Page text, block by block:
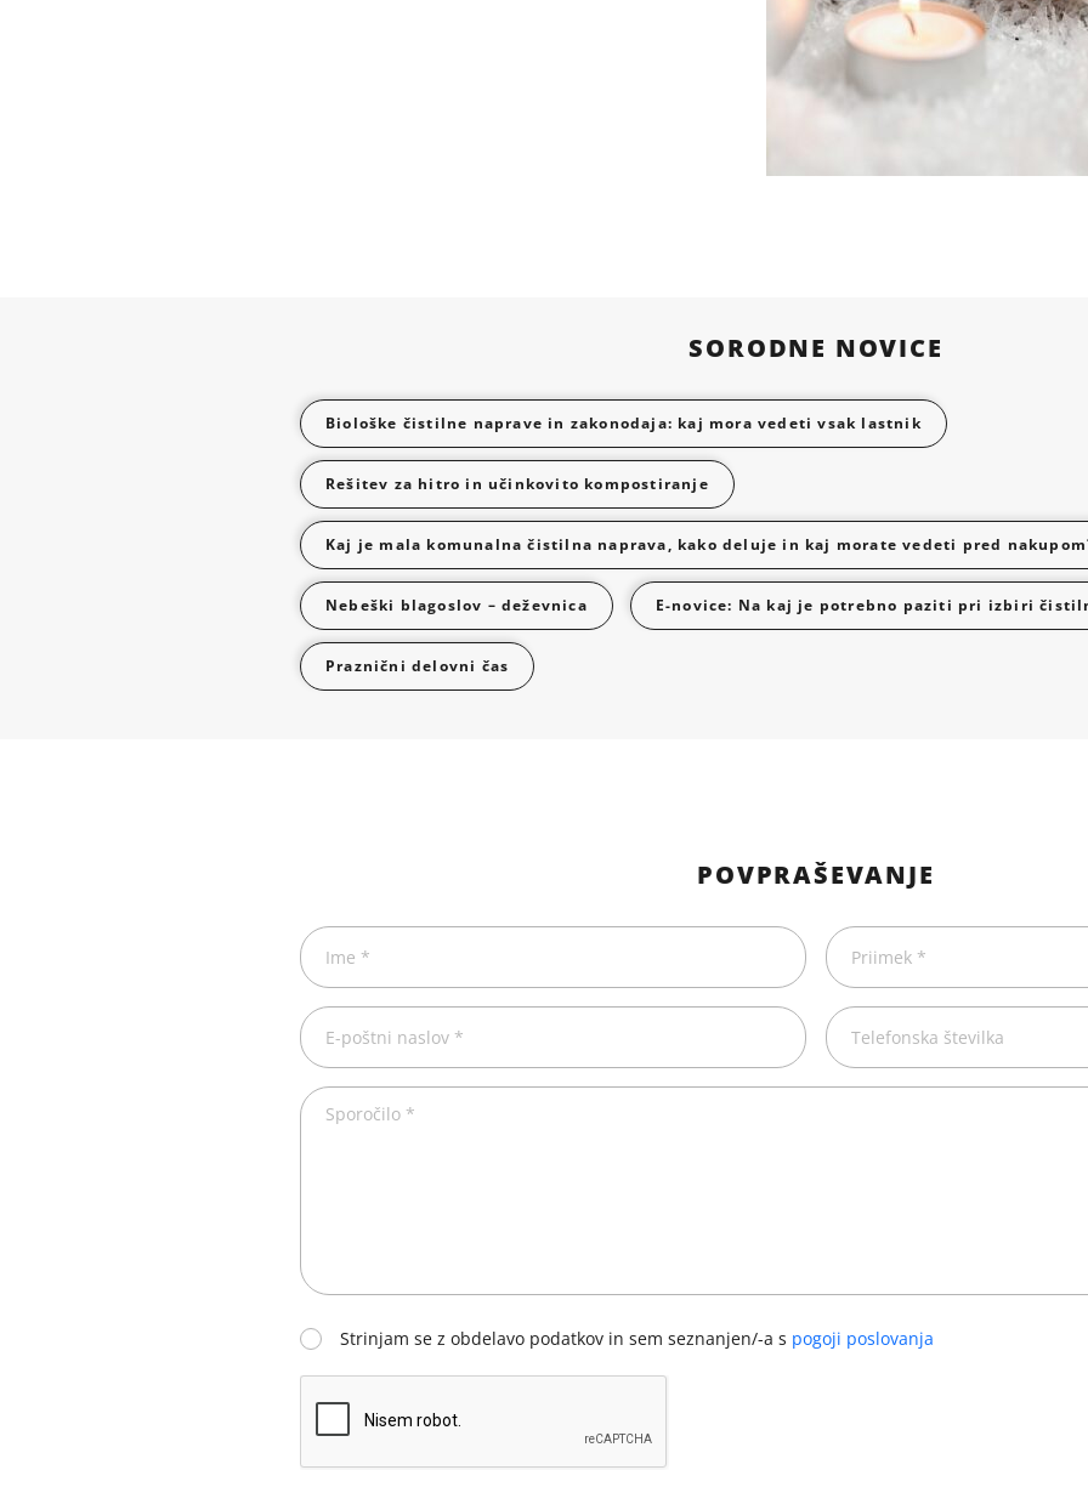
SORODNE NOVICE
Biološke čistilne naprave in zakonodaja: kaj mora vedeti vsak lastnik
Rešitev za hitro in učinkovito kompostiranje
Kaj je mala komunalna čistilna naprava, kako deluje in kaj morate vedeti pred
Nebeški blagoslov – deževnica E-novice: Na kaj je potrebno paziti pri izbiri
Praznični delovni čas
POVPRAŠEVANJE
Strinjam se z obdelavo podatkov in sem seznanjen/-a s pogoji poslovanja